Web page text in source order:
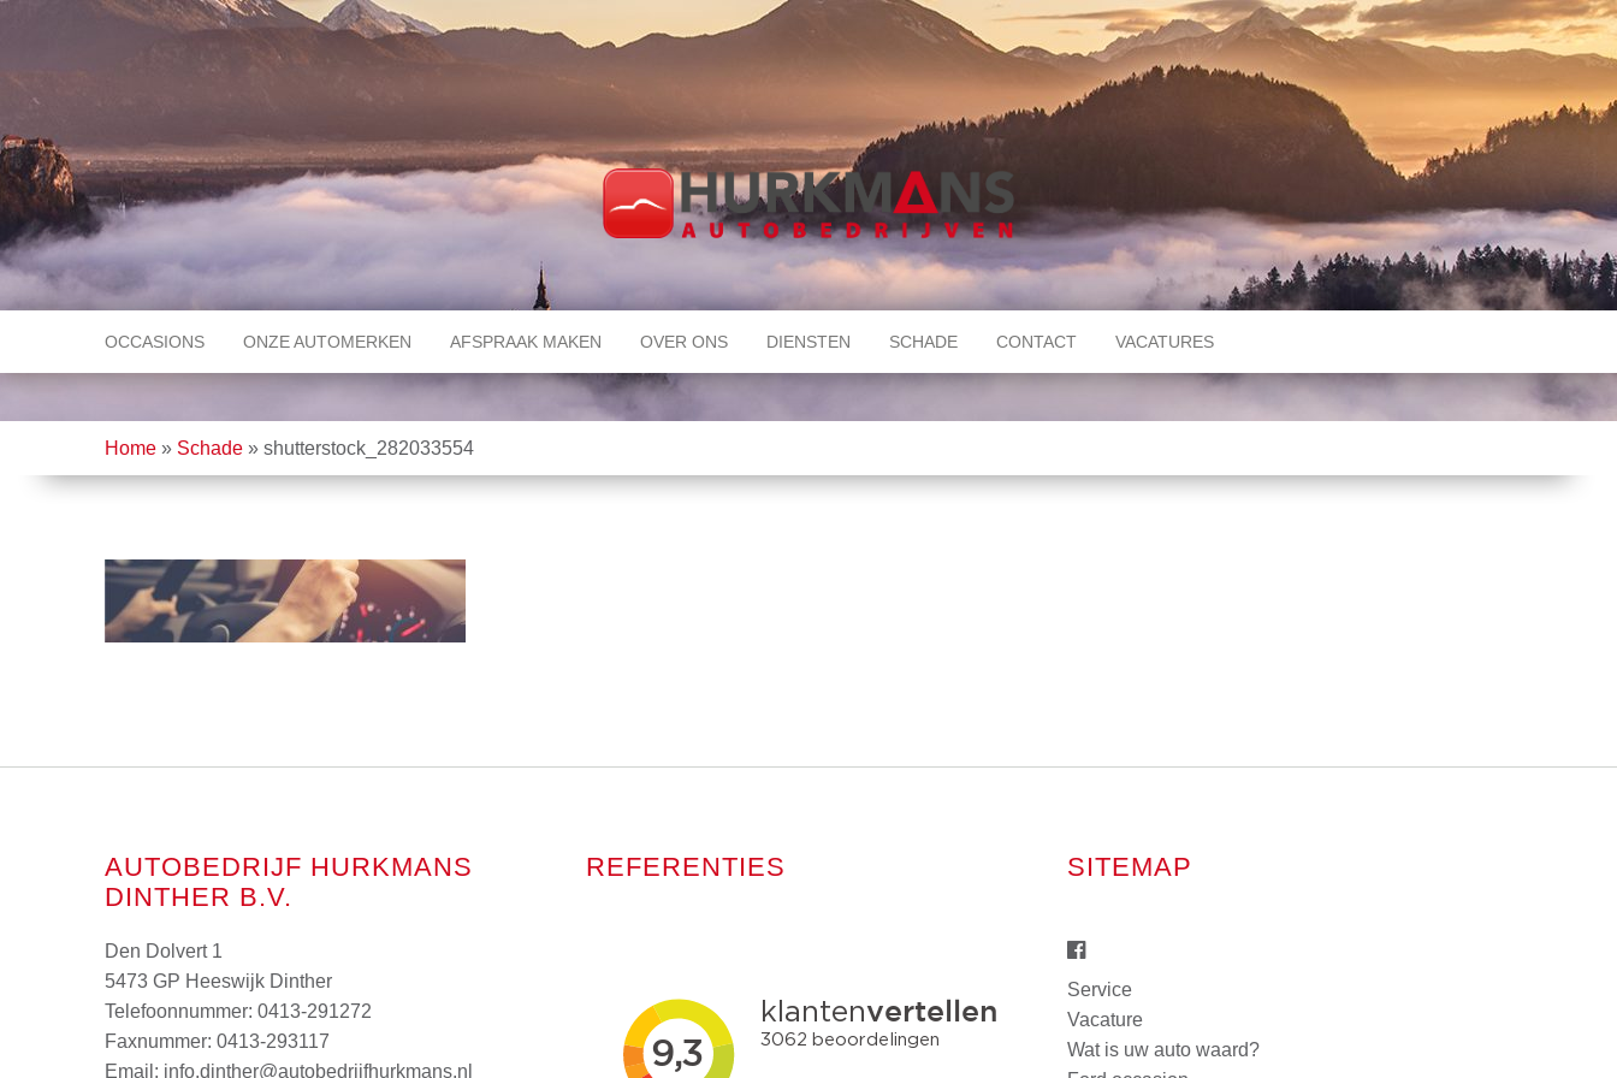
OCCASIONS ONZE AUTOMERKEN AFSPRAAK MAKEN OVER ONS DIENSTEN SCHADE CONTACT VACATURES
Home » Schade » shutterstock_282033554
AUTOBEDRIJF HURKMANS
DINTHER B.V.
Den Dolvert 1
5473 GP Heeswijk Dinther
Telefoonnummer: 0413-291272
Faxnummer: 0413-293117
Email: info.dinther@autobedrijfhurkmans.nl
REFERENTIES SITEMAP
Service
Vacature
Wat is uw auto waard?